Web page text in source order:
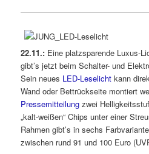
22.11.: Eine platzsparende Luxus-
gibt’s jetzt beim Schalter- und
Sein neues LED-Leselicht kann
Wand oder Bettrückseite montiert
Pressemitteilung zwei
„kalt-weißen“ Chips unter einer
Rahmen gibt’s in sechs
zwischen rund 91 und 100 Euro